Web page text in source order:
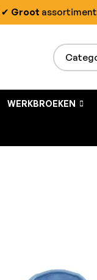
✔ Groot assortiment
WERKBROEKEN